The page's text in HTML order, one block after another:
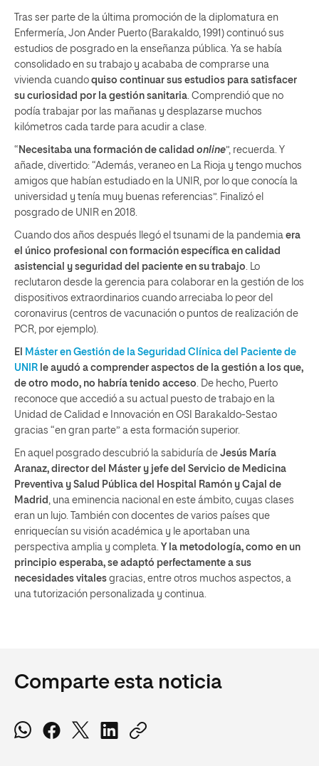
Tras ser parte de la última promoción de la diplomatura en
Enfermería, Jon Ander Puerto (Barakaldo, 1991) continuó sus
estudios de posgrado en la enseñanza pública. Ya se había
consolidado en su trabajo y acababa de comprarse una
vivienda cuando quiso continuar sus estudios para satisfacer
su curiosidad por la gestión sanitaria . Comprendió que no
podía trabajar por las mañanas y desplazarse muchos
kilómetros cada tarde para acudir a clase.
“ Necesitaba una formación de calidad online”, recuerda. Y
añade, divertido: “Además, veraneo en La Rioja y tengo muchos
amigos que habían estudiado en la UNIR, por lo que conocía la
universidad y tenía muy buenas referencias”. Finalizó el
posgrado de UNIR en 2018.
Cuando dos años después llegó el tsunami de la pandemia era
el único profesional con formación específica en calidad
asistencial y seguridad del paciente en su trabajo . Lo
reclutaron desde la gerencia para colaborar en la gestión de los
dispositivos extraordinarios cuando arreciaba lo peor del
coronavirus (centros de vacunación o puntos de realización de
PCR, por ejemplo).
El
Máster en Gestión de la Seguridad Clínica del Paciente de
UNIR le ayudó a comprender aspectos de la gestión a los que,
de otro modo, no habría tenido acceso . De hecho, Puerto
reconoce que accedió a su actual puesto de trabajo en la
Unidad de Calidad e Innovación en OSI Barakaldo-Sestao
gracias “en gran parte” a esta formación superior.
En aquel posgrado descubrió la sabiduría de Jesús María
Aranaz, director del Máster y jefe del Servicio de Medicina
Preventiva y Salud Pública del Hospital Ramón y Cajal de
Madrid
, una eminencia nacional en este ámbito, cuyas clases
eran un lujo. También con docentes de varios países que
enriquecían su visión académica y le aportaban una
perspectiva amplia y completa. Y la metodología, como en un
principio esperaba, se adaptó perfectamente a sus
necesidades vitales gracias, entre otros muchos aspectos, a
una tutorización personalizada y continua.
Comparte esta noticia